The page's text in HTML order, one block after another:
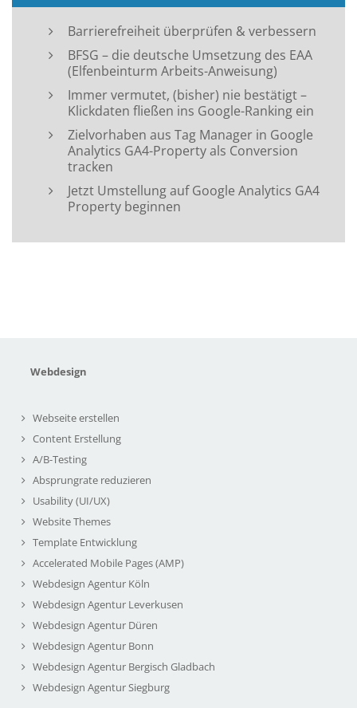
Barrierefreiheit überprüfen & verbessern
BFSG – die deutsche Umsetzung des EAA
(Elfenbeinturm Arbeits-Anweisung)
Immer vermutet, (bisher) nie bestätigt –
Klickdaten fließen ins Google-Ranking ein
Zielvorhaben aus Tag Manager in Google
Analytics GA4-Property als Conversion
tracken
Jetzt Umstellung auf Google Analytics GA4
Property beginnen
Webdesign
Webseite erstellen
Content Erstellung
A/B-Testing
Absprungrate reduzieren
Usability (UI/UX)
Website Themes
Template Entwicklung
Accelerated Mobile Pages (AMP)
Webdesign Agentur Köln
Webdesign Agentur Leverkusen
Webdesign Agentur Düren
Webdesign Agentur Bonn
Webdesign Agentur Bergisch Gladbach
Webdesign Agentur Siegburg